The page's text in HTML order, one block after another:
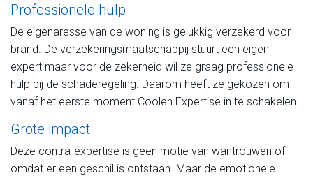
Professionele hulp
De eigenaresse van de woning is gelukkig verzekerd voor
brand. De verzekeringsmaatschappij stuurt een eigen
expert maar voor de zekerheid wil ze graag professionele
hulp bij de schaderegeling. Daarom heeft ze gekozen om
vanaf het eerste moment Coolen Expertise in te schakelen.
Grote impact
Deze contra-expertise is geen motie van wantrouwen of
omdat er een geschil is ontstaan. Maar de emotionele